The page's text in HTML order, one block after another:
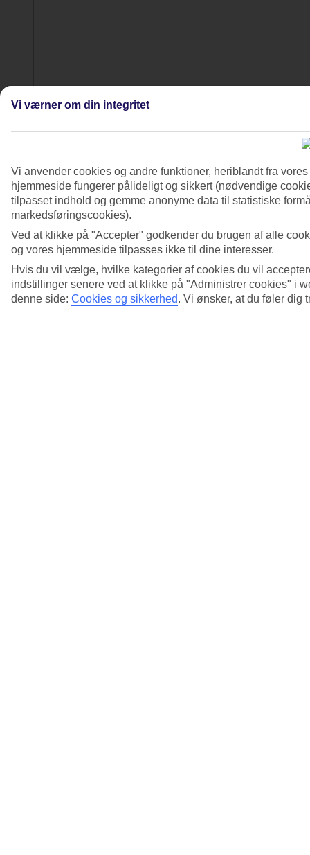
Vi værner om din integritet
Vi anvender cookies og andre funktioner, heriblandt fra
hjemmeside fungerer pålideligt og sikkert (nødvendige
tilpasset indhold og gemme anonyme data til statistiske
markedsføringscookies).
Ved at klikke på "Accepter" godkender du brugen af alle
og vores hjemmeside tilpasses ikke til dine interesser.
Hvis du vil vælge, hvilke kategorier af cookies du vil
indstillinger senere ved at klikke på "Administrer cookies" i
denne side: Cookies og sikkerhed. Vi ønsker, at du føler dig